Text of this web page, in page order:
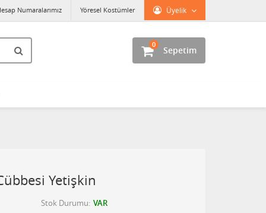
Üyelik
Numaralarımız Yöresel Kostümler
Sepetim
0
Yetişkin
Stok Durumu VAR